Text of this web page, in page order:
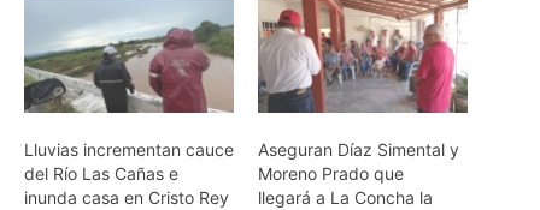
Lluvias incrementan cauce
del Río Las Cañas e
inunda casa en Cristo Rey
Aseguran Díaz Simental y
Moreno Prado que
llegará a La Concha la